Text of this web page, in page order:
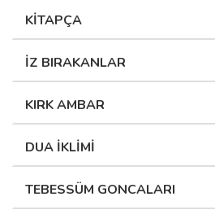
KİTAPÇA
İZ BIRAKANLAR
KIRK AMBAR
DUA İKLİMİ
TEBESSÜM GONCALARI